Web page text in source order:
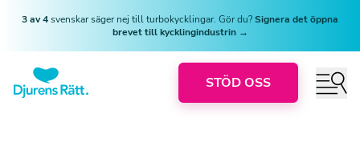
3 av 4svenskar säger nej till turbokycklingar. Gör du?Signera det öppna
brevet till kycklingindustrin →
STÖD OSS